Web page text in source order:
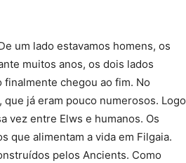
um lado estavamos homens, os
muitos anos, os dois lados
chegou ao fim. No
já eram pouco numerosos. Logo
vez entre Elws e humanos. Os
que alimentam a vida em Filgaia.
pelos Ancients. Como